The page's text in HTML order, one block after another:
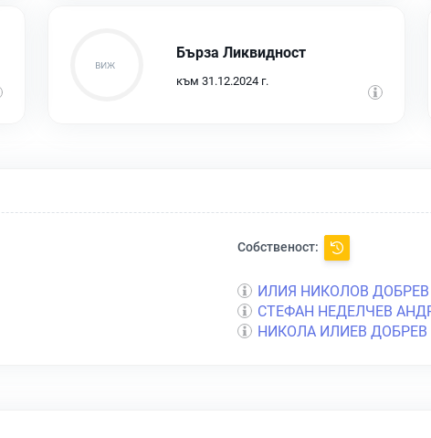
Бърза Ликвидност
към 31.12.2024 г.
Собственост:
ИЛИЯ НИКОЛОВ ДОБРЕВ
СТЕФАН НЕДЕЛЧЕВ
НИКОЛА ИЛИЕВ ДОБРЕВ